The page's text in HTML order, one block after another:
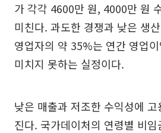
가 각각 4600만 원, 4000만 원
미친다. 과도한 경쟁과 낮은 생
영업자의 약 35%는 연간 영업
미치지 못하는 실정이다.
낮은 매출과 저조한 수익성에
진다. 국가데이처의 연령별 비